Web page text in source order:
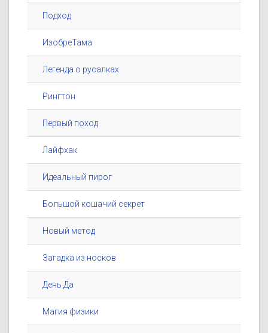
Подход
ИзобреТама
Легенда о русалках
Рингтон
Первый поход
Лайфхак
Идеальный пирог
Большой кошачий секрет
Новый метод
Загадка из носков
День Да
Магия физики